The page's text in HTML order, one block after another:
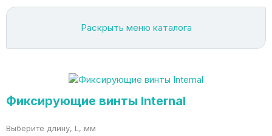
Раскрыть меню каталога
Фиксирующие винты Internal
Выберите длину, L, мм